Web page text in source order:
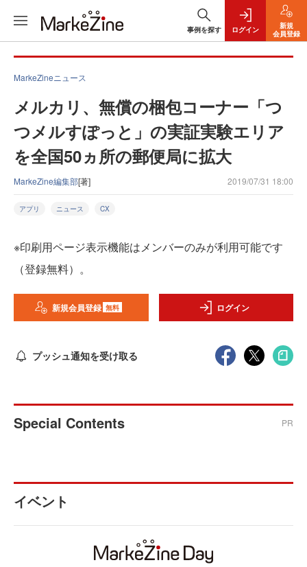
事例を探す ログイン
新規
会員登録
MarkeZineニュース
メルカリ、無償の梱包コーナー「つ
つメルすぽっと」の実証実験エリア
を全国50ヵ所の郵便局に拡大
MarkeZine編集部[著] 2019/07/31 18:00
アプリ ニュース CX
※印刷用ページ表示機能はメンバーのみが利用可能です
（登録無料）。
新規会員登録 無料 ログイン
プッシュ通知を受け取る
Special Contents PR
イベント